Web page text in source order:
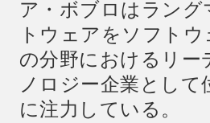
ア・ボブロはラング
トウェアをソフト
の分野におけるリー
ノロジー企業として
に注力している。